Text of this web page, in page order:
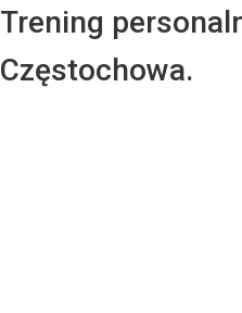
Trening
Częstochowa.